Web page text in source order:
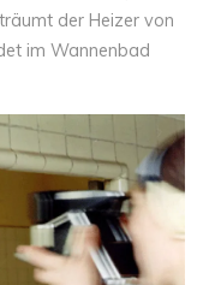
der Heizer von
im Wannenbad